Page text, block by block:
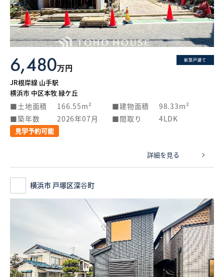
新築戸建て
6,480万円
JR根岸線 山手駅
横浜市 中区本牧 緑ケ丘
土地面積 166.55m² 建物面積
98.33m²
築年数
2026年07月 間取り 4LDK
見学予約可能
詳細を見る
横浜市 戸塚区深谷町